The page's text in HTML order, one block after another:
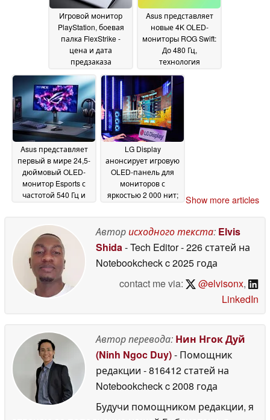
Игровой монитор
PlayStation, боевая
палка FlexStrike -
цена и дата
предзаказа
02 June 2026
Asus представляет
новые 4K OLED-
мониторы ROG Swift:
До 480 Гц,
технология
полос, 90 Вт БП
Asus представляет
первый в мире 24,5-
дюймовый OLED-
монитор Esports с
частотой 540 Гц и
LG Display
анонсирует игровую
OLED-панель для
мониторов с
яркостью 2 000 нит;
черной рамки02 June
Show more articles
Авторисходного текста: Elvis
Shida - Tech Editor- 226 статей на
Notebookcheckc 2025 года
contact me via:
@elvisonx,
LinkedIn
Автор перевода: Нин Нгок Дуй
(Ninh Ngoc Duy)- Помощник
редакции - 816412 статей на
Notebookcheckc 2008 года
Будучи помощником редакции, я